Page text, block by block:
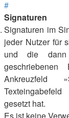
#
Signaturen
Signaturen im
jeder Nutzer für
und die
Ankreuzfeld
gesetzt hat.